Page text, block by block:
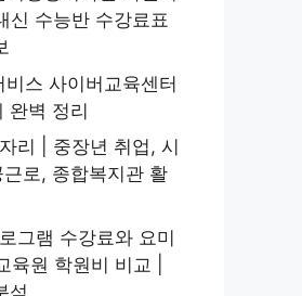
신 수능반 수강료표
스 사이버교육센터
완벽 정리
리 | 중장년 취업, 시
로, 종합복지관 활
그램 수강료와 요미
육원 학원비 비교 |
석